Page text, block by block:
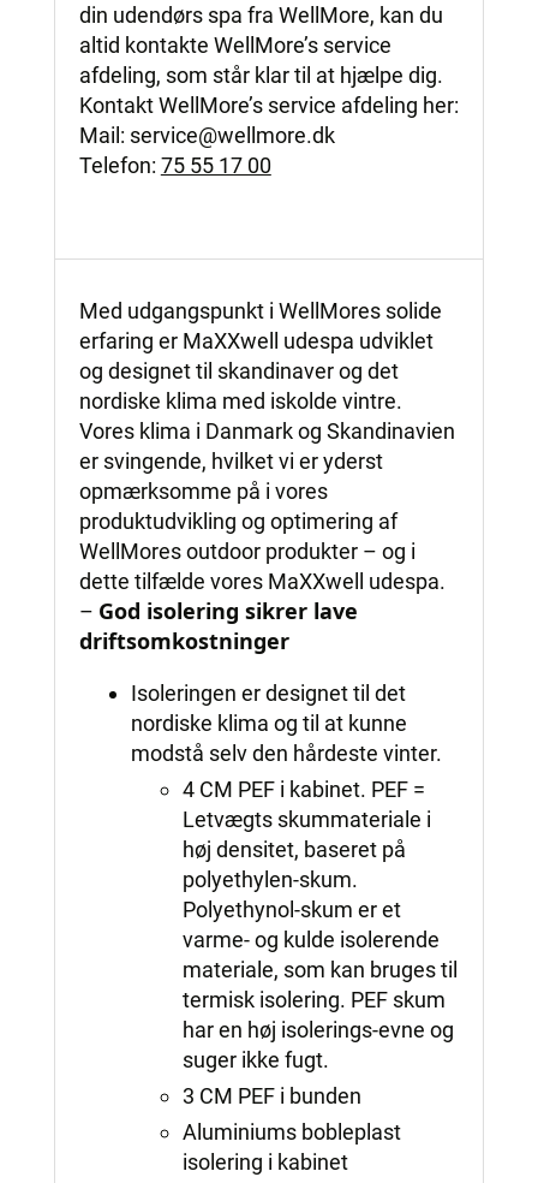
din udendørs spa fra WellMore, kan du
altid kontakte WellMore’s service
afdeling, som står klar til at hjælpe dig.
Kontakt WellMore’s service afdeling her:
Mail: service@wellmore.dk
Telefon: 75 55 17 00
Med udgangspunkt i WellMores solide
erfaring er MaXXwell udespa udviklet
og designet til skandinaver og det
nordiske klima med iskolde vintre.
Vores klima i Danmark og Skandinavien
er svingende, hvilket vi er yderst
opmærksomme på i vores
produktudvikling og optimering af
WellMores outdoor produkter – og i
dette tilfælde vores MaXXwell udespa.
– God isolering sikrer lave
driftsomkostninger
Isoleringen er designet til det
nordiske klima og til at kunne
modstå selv den hårdeste vinter.
4 CM PEF i kabinet. PEF =
Letvægts skummateriale i
høj densitet, baseret på
polyethylen-skum.
Polyethynol-skum er et
varme- og kulde isolerende
materiale, som kan bruges til
termisk isolering. PEF skum
har en høj isolerings-evne og
suger ikke fugt.
3 CM PEF i bunden
Aluminiums bobleplast
isolering i kabinet